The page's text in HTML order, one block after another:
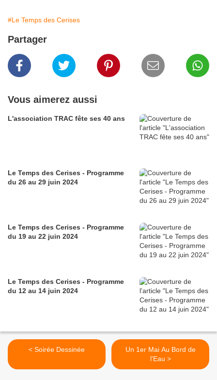
#Le Temps des Cerises
Partager
Vous aimerez aussi
L'association TRAC fête ses 40 ans
Le Temps des Cerises - Programme
du 26 au 29 juin 2024
Le Temps des Cerises - Programme
du 19 au 22 juin 2024
Le Temps des Cerises - Programme
du 12 au 14 juin 2024
< Soirée Dessinée
Un 1er Mai Au Bord de
l'Eau >